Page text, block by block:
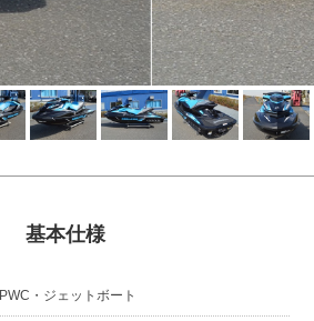
基本仕様
PWC・ジェットボート